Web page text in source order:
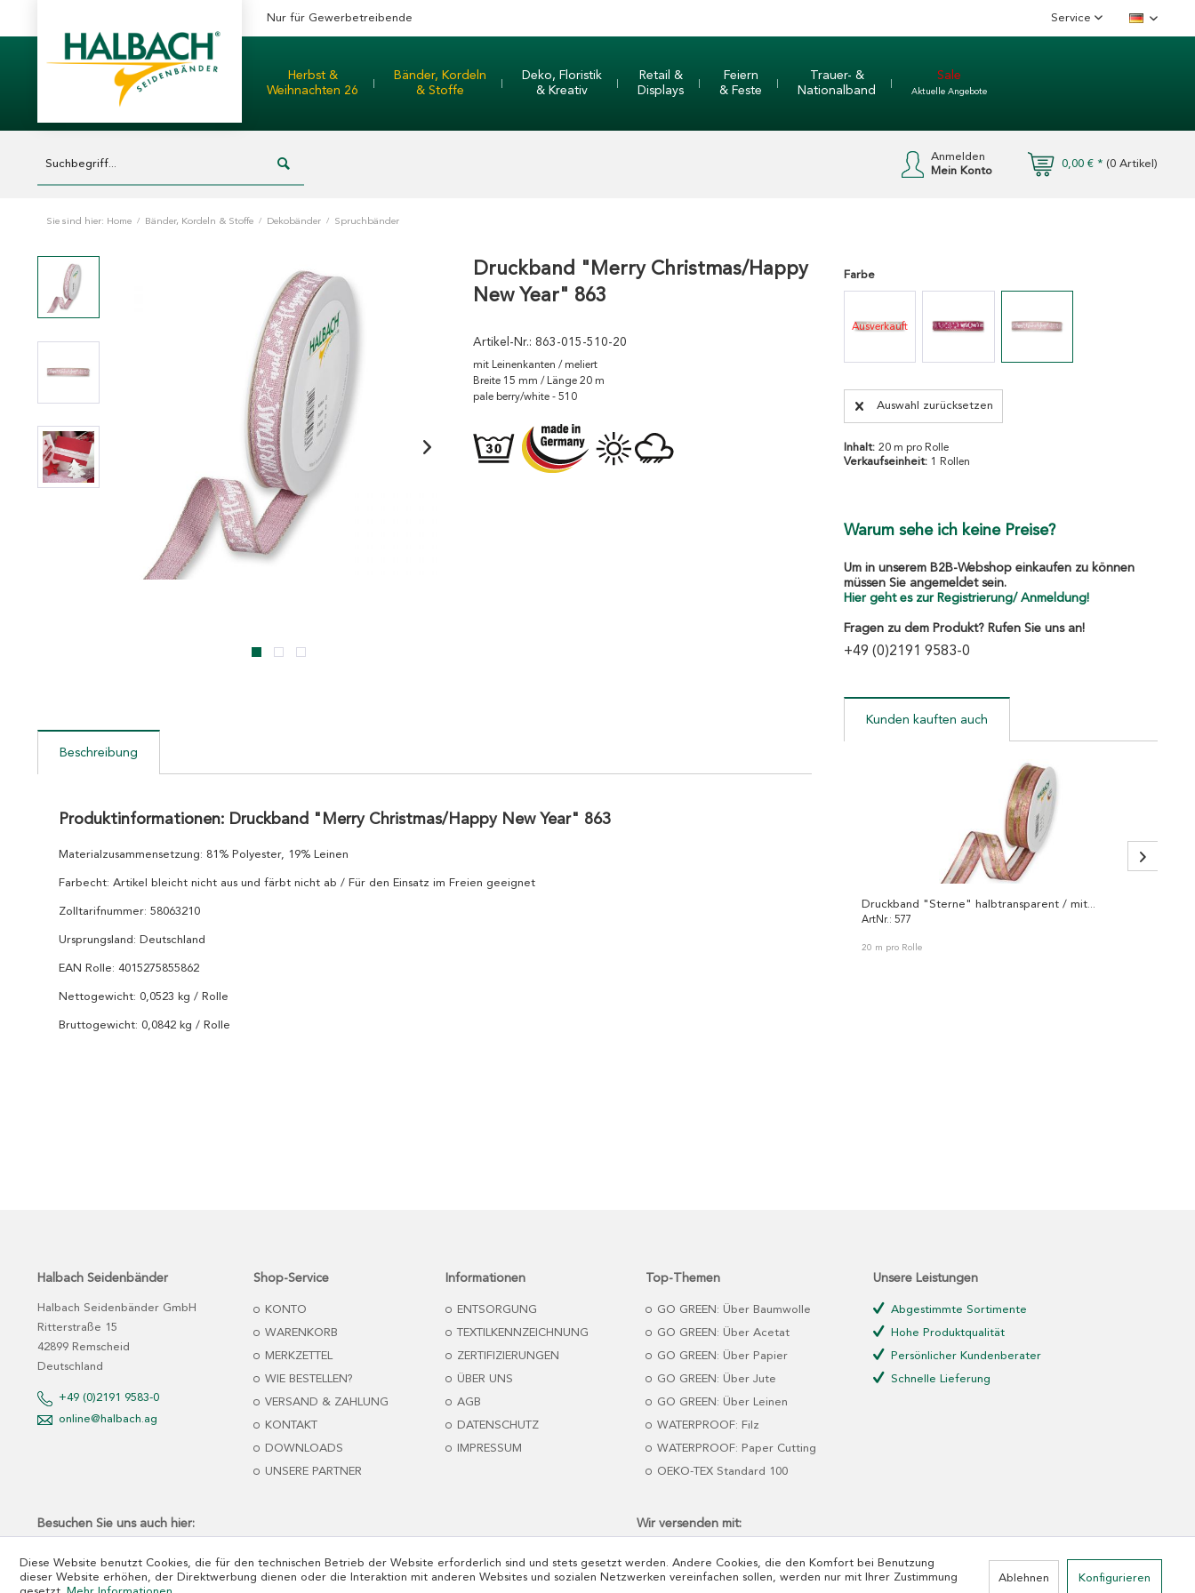
Nur für Gewerbetreibende Service Deutsch
Herbst &
Weihnachten 26
Bänder, Kordeln
& Stoffe
Deko, Floristik
& Kreativ
Retail &
Displays
Feiern
& Feste
Trauer- &
Nationalband
Sale
Aktuelle Angebote
0,00 € * (0 Artikel)
Anmelden
Mein Konto
Sie sind hier: Home / Bänder, Kordeln & Stoffe / Dekobänder / Spruchbänder
Druckband "Merry Christmas/Happy
New Year" 863
Artikel-Nr.: 863-015-510-20
mit Leinenkanten / meliert
Breite 15 mm / Länge 20 m
pale berry/white - 510
Beschreibung
Produktinformationen: Druckband "Merry Christmas/Happy New Year" 863
Materialzusammensetzung: 81% Polyester, 19% Leinen
Farbecht: Artikel bleicht nicht aus und färbt nicht ab / Für den Einsatz im Freien geeignet
Zolltarifnummer: 58063210
Ursprungsland: Deutschland
EAN Rolle: 4015275855862
Nettogewicht: 0,0523 kg / Rolle
Bruttogewicht: 0,0842 kg / Rolle
Farbe
Ausverkauft
Auswahl zurücksetzen
Inhalt:20 m pro Rolle
Verkaufseinheit: 1 Rollen
Warum sehe ich keine Preise?
Um in unserem B2B-Webshop einkaufen zu können
müssen Sie angemeldet sein.
Hier geht es zur Registrierung/ Anmeldung!
Fragen zu dem Produkt? Rufen Sie uns an!
+49 (0)2191 9583-0
Kunden kauften auch
Druckband "Sterne" halbtransparent / mit...
ArtNr.: 577
20 m pro Rolle
Halbach Seidenbänder
Halbach Seidenbänder GmbH
Ritterstraße 15
42899 Remscheid
Deutschland
+49 (0)2191 9583-0
online@halbach.ag
Shop-Service
KONTO
WARENKORB
MERKZETTEL
WIE BESTELLEN?
VERSAND & ZAHLUNG
KONTAKT
DOWNLOADS
UNSERE PARTNER
Informationen
ENTSORGUNG
TEXTILKENNZEICHNUNG
ZERTIFIZIERUNGEN
ÜBER UNS
AGB
DATENSCHUTZ
IMPRESSUM
Top-Themen
GO GREEN: Über Baumwolle
GO GREEN: Über Acetat
GO GREEN: Über Papier
GO GREEN: Über Jute
GO GREEN: Über Leinen
WATERPROOF: Filz
WATERPROOF: Paper Cutting
OEKO-TEX Standard 100
Unsere Leistungen
Abgestimmte Sortimente
Hohe Produktqualität
Persönlicher Kundenberater
Schnelle Lieferung
Besuchen Sie uns auch hier: Wir versenden mit:
Diese Website benutzt Cookies, die für den technischen Betrieb der Website erforderlich sind und stets gesetzt werden. Andere Cookies, die den Komfort bei Benutzung
dieser Website erhöhen, der Direktwerbung dienen oder die Interaktion mit anderen Websites und sozialen Netzwerken vereinfachen sollen, werden nur mit Ihrer Zustimmung
Ablehnen Konfigurieren